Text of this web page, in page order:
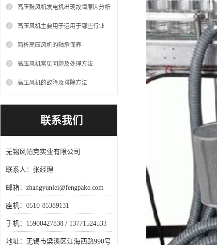
高压鼓风机发电机出现故障原因分析
高压风机主要用于运用于哪些行业
简析高压风机的轴承保养
高压风机常见问题及处理方法
高压风机的故障及排除方法
联系我们
无锡风帕克实业有限公司
联系人：张经理
邮箱：zhangyunlei@fengpake.com
座机：0510-85389131
手机：15900427838 / 13771524533
地址：无锡市梁溪区江海西路990号